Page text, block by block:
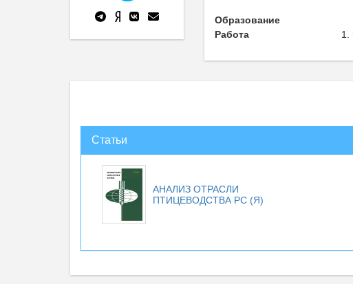
Образование
Работа
Статьи
АНАЛИЗ ОТРАСЛИ
ПТИЦЕВОДСТВА РС (Я)